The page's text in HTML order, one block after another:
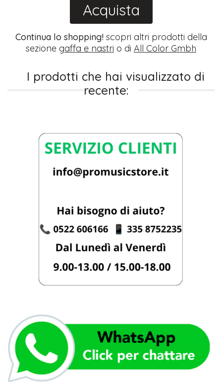
Acquista
Continua lo shopping!scopri altri prodotti della
sezione gaffa e nastri o di All Color Gmbh
I prodotti che hai visualizzato di
recente: